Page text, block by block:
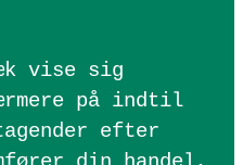
vise sig
på indtil
efter